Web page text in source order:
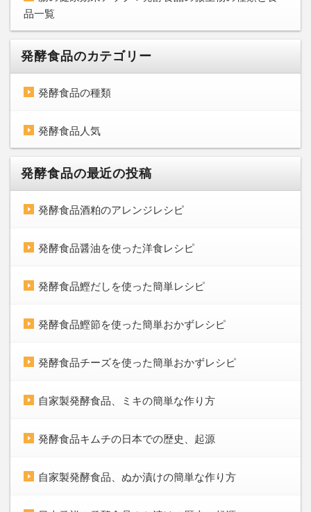
品一覧
発酵食品のカテゴリー
発酵食品の種類
発酵食品人気
発酵食品の最近の投稿
発酵食品酒粕のアレンジレシピ
発酵食品醤油を使った洋食レシピ
発酵食品鰹だしを使った簡単レシピ
発酵食品鰹節を使った簡単おかずレシピ
発酵食品チーズを使った簡単おかずレシピ
自家製発酵食品、ミキの簡単な作り方
発酵食品キムチの日本での歴史、起源
自家製発酵食品、ぬか漬けの簡単な作り方